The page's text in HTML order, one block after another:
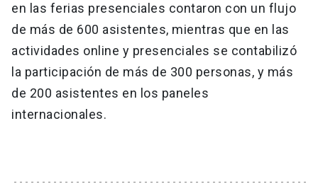
en las ferias presenciales contaron con un flujo
de más de 600 asistentes, mientras que en las
actividades online y presenciales se contabilizó
la participación de más de 300 personas, y más
de 200 asistentes en los paneles
internacionales.